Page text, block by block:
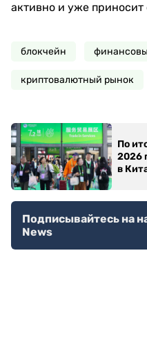
активно и уже приносит
блокчейн
криптовалютный рынок
По
2026
в
Подписывайтесь на
News